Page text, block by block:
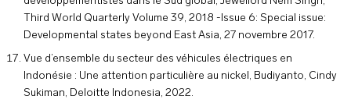
Third World Quarterly Volume 39, 2018 -Issue 6: Special issue:
Developmental states beyond East Asia, 27 novembre 2017.
Vue d’ensemble du secteur des véhicules électriques en
Indonésie : Une attention particulière au nickel, Budiyanto, Cindy
Sukiman, Deloitte Indonesia, 2022.